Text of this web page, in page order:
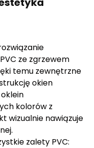
ze zgrzewem
temu zewnętrzne
okien
kolorów z
wizualnie nawiązuje
zalety PVC: